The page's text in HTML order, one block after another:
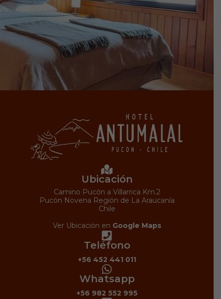
Ubicación
Camino Pucón a Villarrica Km.2
Pucón Novena Región de La Araucanía
Chile
Ver Ubicación en Google Maps
Teléfono
+56 452 441 011
Whatsapp
+56 982 552 995